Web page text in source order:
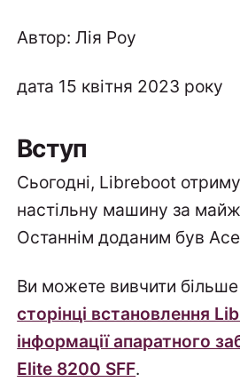
Автор: Лія Роу
дата 15 квітня 2023 року
Вступ
Сьогодні, Libreboot
настільну машину за
Останнім доданим був
Ви можете вивчити
сторінці встановлення
інформації апаратного
Elite 8200 SFF.